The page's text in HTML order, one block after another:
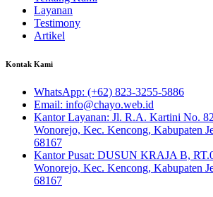
Layanan
Testimony
Artikel
Kontak Kami
WhatsApp: (+62) 823-3255-5886
Email: info@chayo.web.id
Kantor Layanan: Jl. R.A. Kartini No.
Wonorejo, Kec. Kencong, Kabupaten
68167
Kantor Pusat: DUSUN KRAJA B,
Wonorejo, Kec. Kencong, Kabupaten
68167